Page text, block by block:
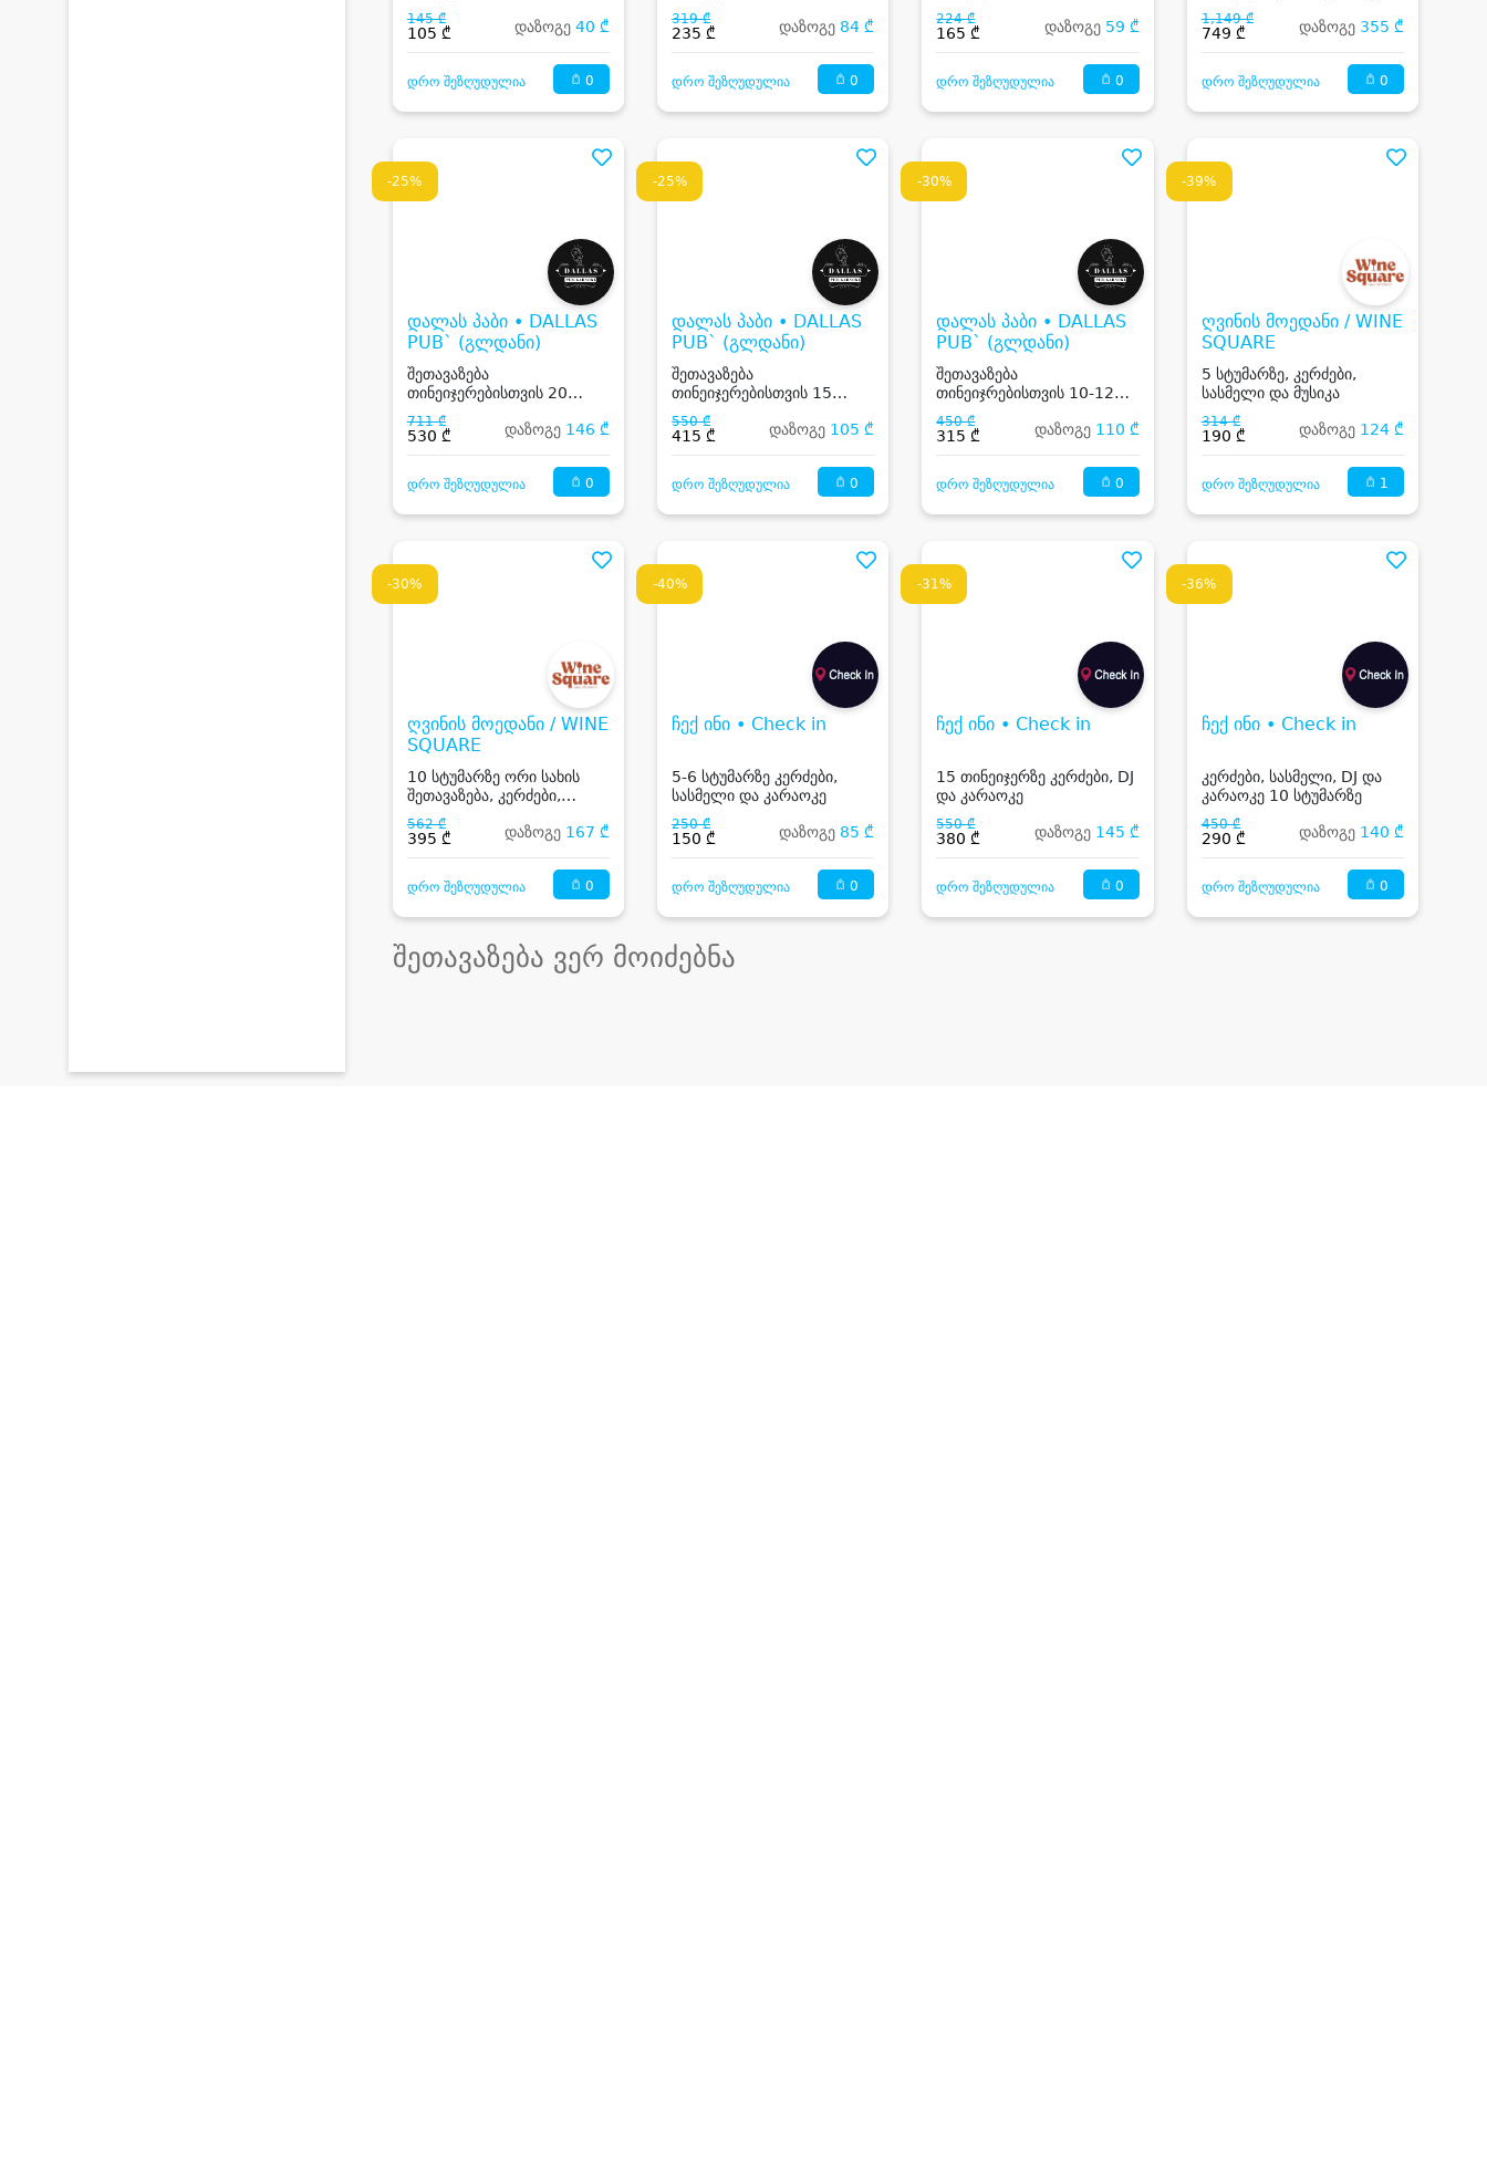
145 ₾
105 ₾ დაზოგე40 ₾
დრო შეზღუდულია 0
319 ₾
235 ₾ დაზოგე 84 ₾
დრო შეზღუდულია 0
224 ₾
165 ₾ დაზოგე 59 ₾
დრო შეზღუდულია 0
1,149 ₾
749 ₾ დაზოგე 355 ₾
დრო შეზღუდულია 0
-25%
დალას პაბი • DALLAS
PUB` (გლდანი)
შეთავაზება
თინეიჯერებისთვის 20
სტუმარზე, კერძებით და
კოქტეილით
711 ₾
530 ₾ დაზოგე 146 ₾
დრო შეზღუდულია 0
-25%
დალას პაბი • DALLAS
PUB` (გლდანი)
შეთავაზება
თინეიჯერებისთვის 15
სტუმარზე, კერძებით და
კოქტეილით
550 ₾
415 ₾ დაზოგე 105 ₾
დრო შეზღუდულია 0
-30%
დალას პაბი • DALLAS
PUB` (გლდანი)
შეთავაზება
თინეიჯრებისთვის 10-12
სტუმარზე, კერძებით და
კოქტეილით
450 ₾
315 ₾ დაზოგე 110 ₾
დრო შეზღუდულია 0
-39%
ღვინის მოედანი / WINE
SQUARE
5 სტუმარზე, კერძები,
სასმელი და მუსიკა
314 ₾
190 ₾ დაზოგე 124 ₾
დრო შეზღუდულია 1
-30%
ღვინის მოედანი / WINE
SQUARE
10 სტუმარზე ორი სახის
შეთავაზება, კერძები,
სასმელი და მუსიკა
562 ₾
395 ₾ დაზოგე 167 ₾
დრო შეზღუდულია 0
-40%
ჩექ ინი • Check in
5-6 სტუმარზე კერძები,
სასმელი და კარაოკე
250 ₾
150 ₾ დაზოგე 85 ₾
დრო შეზღუდულია 0
-31%
ჩექ ინი • Check in
15 თინეიჯერზე კერძები, DJ
და კარაოკე
550 ₾
380 ₾ დაზოგე 145 ₾
დრო შეზღუდულია 0
-36%
ჩექ ინი • Check in
კერძები, სასმელი, DJ და
კარაოკე 10 სტუმარზე
450 ₾
290 ₾ დაზოგე 140 ₾
დრო შეზღუდულია 0
შეთავაზება ვერ მოიძებნა